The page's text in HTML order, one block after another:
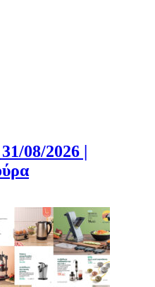
08/2026 |